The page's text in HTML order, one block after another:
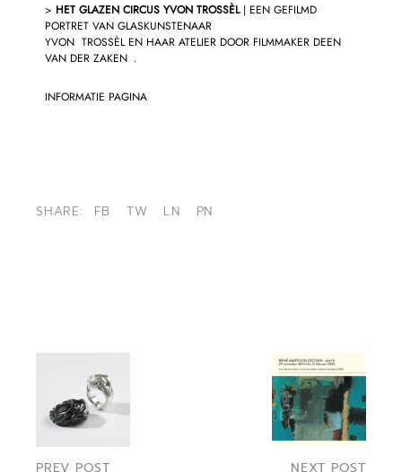
> HET GLAZEN CIRCUS YVON TROSSÈL | EEN GEFILMD
PORTRET VAN GLASKUNSTENAAR
YVON TROSSÈL EN HAAR ATELIER DOOR FILMMAKER DEEN
VAN DER ZAKEN .
INFORMATIE PAGINA
SHARE: FB TW LN PN
PREV POST NEXT POST